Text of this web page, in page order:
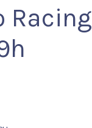
Racing